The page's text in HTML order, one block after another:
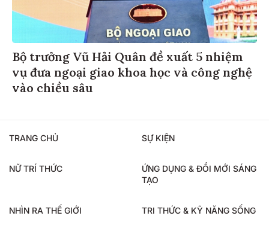
Bộ trưởng Vũ Hải Quân đề xuất 5 nhiệm
vụ đưa ngoại giao khoa học và công nghệ
vào chiều sâu
TRANG CHỦ SỰ KIỆN
NỮ TRÍ THỨC
ỨNG DỤNG & ĐỔI MỚI SÁNG
TẠO
NHÌN RA THẾ GIỚI TRI THỨC & KỸ NĂNG SỐNG